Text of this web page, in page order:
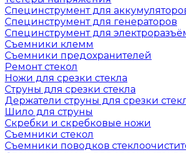
Специнструмент для
Специнструмент для генераторов
Специнструмент для
Съемники клемм
Съемники предохранителей
Ремонт стекол
Ножи для срезки стекла
Струны для срезки стекла
Держатели струны для срезки
Шило для струны
Скребки и скребковые ножи
Съемники стекол
Съемники поводков